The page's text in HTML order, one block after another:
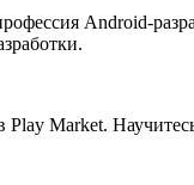
Android-
Market.